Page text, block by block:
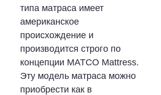
типа матраса имеет
американское
происхождение и
производится строго по
концепции MATCO Mattress.
Эту модель матраса можно
приобрести как в